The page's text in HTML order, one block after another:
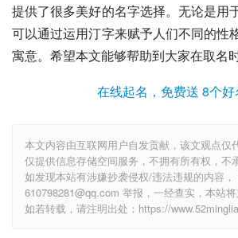
提供了很多美好的名字选择。无论是用
可以通过运用汀字来赋予人们不同的性
寓意。希望本文能够帮助到大家在取名
在线起名，免费送 8个
本文内容由互联网用户自发贡献，该文观点仅
仅提供信息存储空间服务，不拥有所有权，不
如发现本站有涉嫌抄袭侵权/违法违规的内容
610798281@qq.com 举报，一经查实，本站将
如若转载，请注明出处：https://